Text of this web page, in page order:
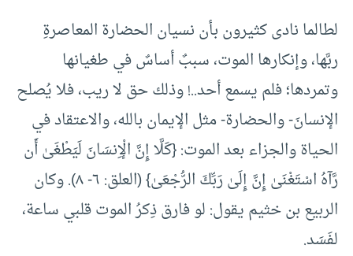
لطالما نادى كثيرون بأن نسيان الحضارة المعاصرةِ
ربَّها، وإنكارها الموت، سببٌ أساسٌ في طغيانها
وتمردها؛ فلم يسمع أحد..! وذلك حق لا ريب، فلا يُصلح
الإنسانَ- والحضارة- مثل الإيمان بالله، والاعتقاد في
الحياة والجزاء بعد الموت: {كَلَّا إِنَّ الْإِنسَانَ لَيَطْغَىٰ أَن
رَّآهُ اسْتَغْنَىٰ إِنَّ إِلَىٰ رَبِّكَ الرُّجْعَىٰ} (العلق: ٦- ٨). وكان
الربيع بن خثيم يقول: لو فارق ذِكرُ الموت قلبي ساعة،
لفَسَد.